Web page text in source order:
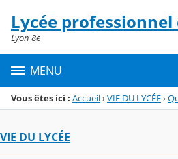
Menu de la rubrique
Contenu
Lycée professionnel
Lyon 8e
MENU
Vous êtes ici : Accueil›VIE DU LYCÉE›
VIE DU LYCÉE